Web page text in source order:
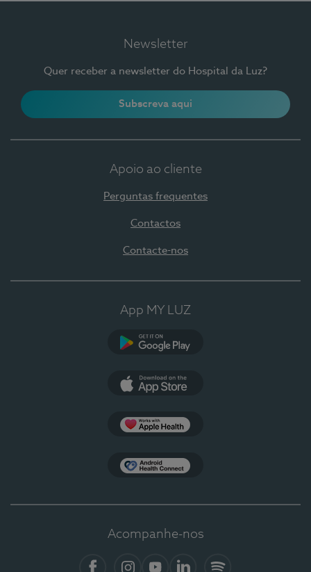
Newsletter
Quer receber a newsletter do Hospital da Luz?
Subscreva aqui
Apoio ao cliente
Perguntas frequentes
Contactos
Contacte-nos
App MY LUZ
Acompanhe-nos